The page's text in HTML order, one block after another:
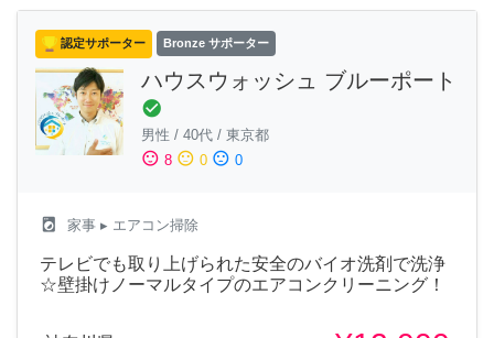
認定サポーター Bronze サポーター
ハウスウォッシュ ブルーポート
check_circle
男性 / 40代 / 東京都
sentiment_satisfied 8 sentiment_neutral 0 sentiment_dissatisfied 0
local_laundry_service 家事 ▸ エアコン掃除
テレビでも取り上げられた安全のバイオ洗剤で洗浄
☆壁掛けノーマルタイプのエアコンクリーニング！